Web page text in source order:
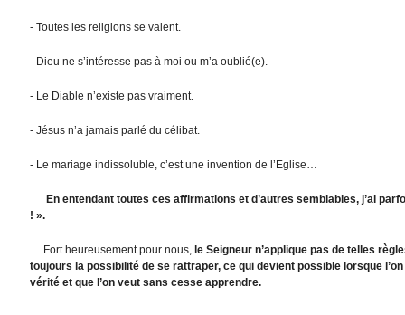
- Toutes les religions se valent.
- Dieu ne s’intéresse pas à moi ou m’a oublié(e).
- Le Diable n’existe pas vraiment.
- Jésus n’a jamais parlé du célibat.
- Le mariage indissoluble, c’est une invention de l’Eglise…
En entendant toutes ces affirmations et d’autres semblables, j’ai
! ».
Fort heureusement pour nous, le Seigneur n’applique pas de telles
toujours la possibilité de se rattraper, ce qui devient possible lorsque
vérité et que l’on veut sans cesse apprendre.